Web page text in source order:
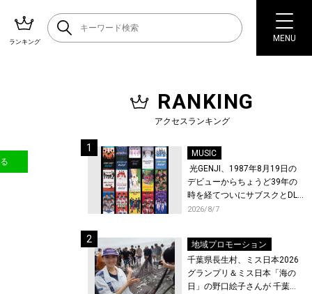
ランキング MENU
RANKING
アクセスランキング
MUSIC
光GENJI、1987年8月19日の
デビューからちょうど39年の
時を経てついにサブスクとDL
配信が解禁！
2026/8/7
地域プロモーション
千葉県長生村、ミス日本2026
グランプリ＆ミス日本「海の
日」の野口絵子さんが 千葉県